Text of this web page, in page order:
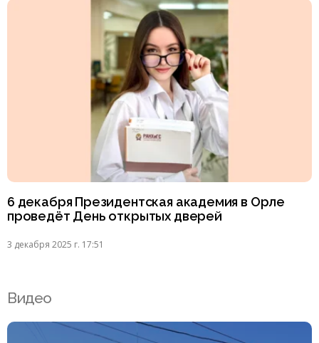
6 декабря Президентская академия в Орле
проведёт День открытых дверей
3 декабря 2025 г. 17:51
Видео